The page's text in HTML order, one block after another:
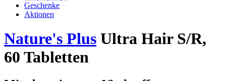
Geschenke
Aktionen
Nature's Plus Ultra Hair S/R,
60 Tabletten